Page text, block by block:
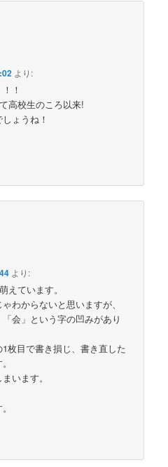
より:
！
高校生のころ以来!
ょうね！
より:
えています。
わからないと思いますが、
会」という字の凹みがあり
枚目で書き損じ、書き直した
います。